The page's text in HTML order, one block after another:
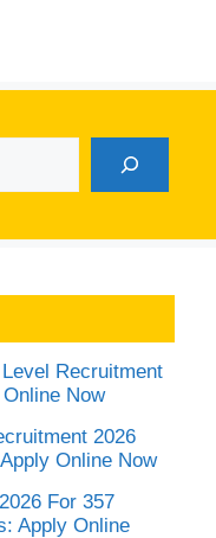
Recruitment
Now
2026
Online Now
For 357
Apply Online